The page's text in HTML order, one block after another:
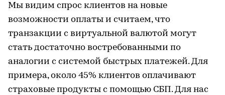
Мы видим спрос клиентов на новые
возможности оплаты и считаем, что
транзакции с виртуальной валютой могут
стать достаточно востребованными по
аналогии с системой быстрых платежей. Для
примера, около 45% клиентов оплачивают
страховые продукты с помощью СБП. Для нас